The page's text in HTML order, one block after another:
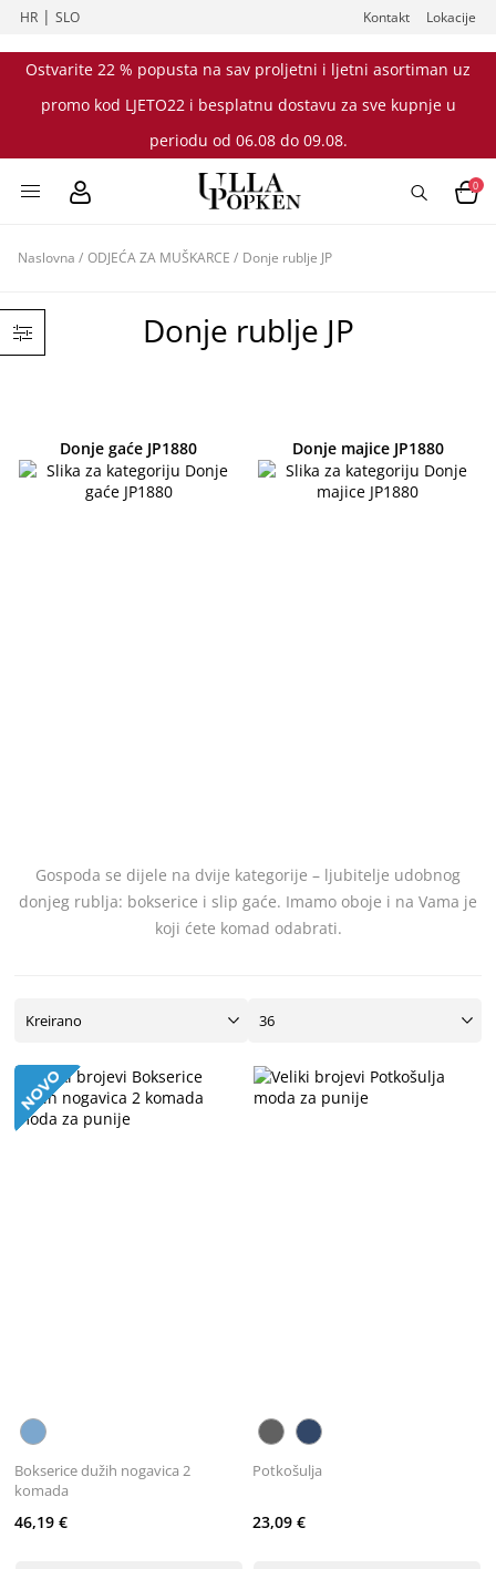
HR |SLO Kontakt Lokacije
Ostvarite 22 % popusta na sav proljetni i ljetni asortiman uz
promo kod LJETO22 i besplatnu dostavu za sve kupnje u
periodu od 06.08 do 09.08.
0
Naslovna / ODJEĆA ZA MUŠKARCE / Donje rublje JP
Donje rublje JP
Donje gaće JP1880 Donje majice JP1880
Gospoda se dijele na dvije kategorije – ljubitelje udobnog
donjeg rublja: bokserice i slip gaće. Imamo oboje i na Vama je
koji ćete komad odabrati.
Bokserice dužih nogavica 2
komada
46,19 €
Potkošulja
23,09 €